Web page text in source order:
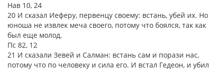
Нав 10, 24
20 И сказал Иеферу, первенцу своему: встань, убей их. Но
юноша не извлек меча своего, потому что боялся, так как
был еще молод.
Пс 82, 12
21 И сказали Зевей и Салман: встань сам и порази нас,
потому что по человеку и сила его. И встал Гедеон, и убил